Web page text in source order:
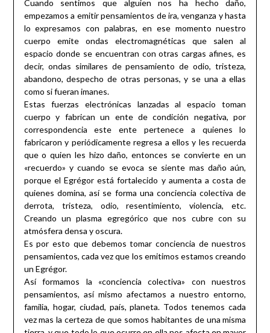
Cuando sentimos que alguien nos ha hecho daño,
empezamos a emitir pensamientos de ira, venganza y hasta
lo expresamos con palabras, en ese momento nuestro
cuerpo emite ondas electromagnéticas que salen al
espacio donde se encuentran con otras cargas afines, es
decir, ondas similares de pensamiento de odio, tristeza,
abandono, despecho de otras personas, y se una a ellas
como si fueran imanes.
Estas fuerzas electrónicas lanzadas al espacio toman
cuerpo y fabrican un ente de condición negativa, por
correspondencia este ente pertenece a quienes lo
fabricaron y periódicamente regresa a ellos y les recuerda
que o quien les hizo daño, entonces se convierte en un
«recuerdo» y cuando se evoca se siente mas daño aún,
porque el Egrégor está fortalecido y aumenta a costa de
quienes domina, así se forma una conciencia colectiva de
derrota, tristeza, odio, resentimiento, violencia, etc.
Creando un plasma egregórico que nos cubre con su
atmósfera densa y oscura.
Es por esto que debemos tomar conciencia de nuestros
pensamientos, cada vez que los emitimos estamos creando
un Egrégor.
Así formamos la «conciencia colectiva» con nuestros
pensamientos, así mismo afectamos a nuestro entorno,
familia, hogar, ciudad, país, planeta. Todos tenemos cada
vez mas la certeza de que somos habitantes de una misma